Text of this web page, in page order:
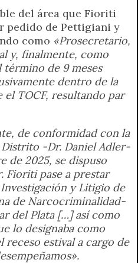
del área que Fioriti
pedido de Pettigiani y
como «Prosecretario,
y, finalmente, como
término de 9 meses
dentro de la
el TOCF, resultando par
de conformidad con la
-Dr. Daniel Adler-
de 2025, se dispuso
Fioriti pase a prestar
y Litigio de
de Narcocriminalidad-
del Plata […] así como
lo designaba como
receso estival a cargo de